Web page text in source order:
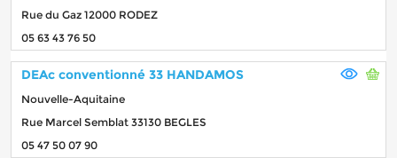
Rue du Gaz 12000 RODEZ
05 63 43 76 50
DEAc conventionné 33 HANDAMOS
Nouvelle-Aquitaine
Rue Marcel Semblat 33130 BEGLES
05 47 50 07 90